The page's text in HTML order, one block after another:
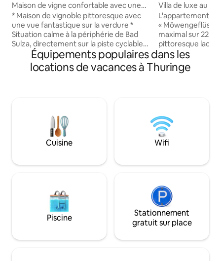
Maison de vigne confortable avec une
vue fantastique
* Maison de vignoble pittoresque avec
une vue fantastique sur la verdure *
Situation calme à la périphérie de Bad
Sulza, directement sur la piste cyclable
Ilmradweg * Parc thermal et installations,
thermes toscans, gradation, piscine
extérieure, caves, supermarché et gare
d'appoint possible * Salle de bain avec
une douche & WC dans une annexe
séparée * Terrain séparé, hygiène
stricte, annulation flexible
Villa de luxe au
Goitzschesee
L'appartement de
«
maximal sur 220
pittoresque lac
été achevée en
son architecture
équipements de
chambres
attenante. Un
terrasse vous
Équipements populaires dans les
locations de vacances à Thuringe
Cuisine Wifi
Piscine
Stationnement
gratuit sur place